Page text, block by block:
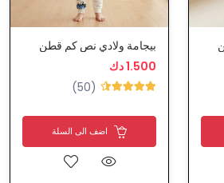
بيجامة ولادي نص كم قطن
1.500 دك
(50)
اضف الى السلة